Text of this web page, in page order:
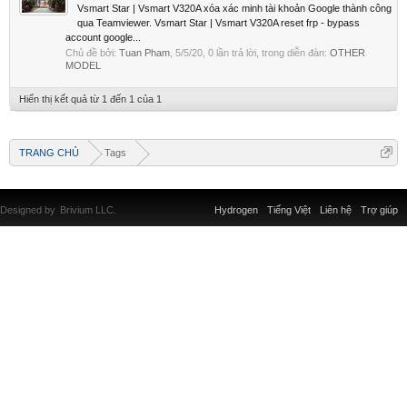
Vsmart Star | Vsmart V320A xóa xác minh tài khoản Google thành công
qua Teamviewer. Vsmart Star | Vsmart V320A reset frp - bypass
account google...
Chủ đề bởi: Tuan Pham 5/5/20 , 0 lần trả lời, trong diễn đàn: OTHER
MODEL
Hiển thị kết quả từ 1 đến 1 của 1
TRANG CHỦ Tags
Liên hệ Trợ giúp
Hydrogen Tiếng Việt
Designed by Brivium LLC.